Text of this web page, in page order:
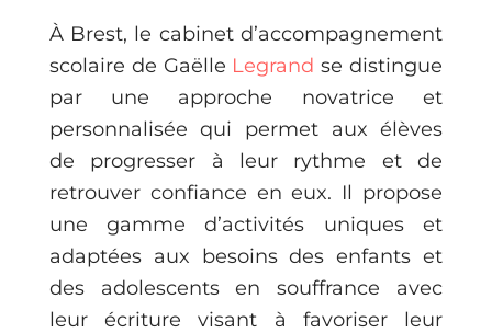
À Brest, le cabinet d’accompagnement
scolaire de Gaëlle Legrand se distingue
par une approche novatrice et
personnalisée qui permet aux élèves
de progresser à leur rythme et de
retrouver confiance en eux. Il propose
une gamme d’activités uniques et
adaptées aux besoins des enfants et
des adolescents en souffrance avec
leur écriture visant à favoriser leur